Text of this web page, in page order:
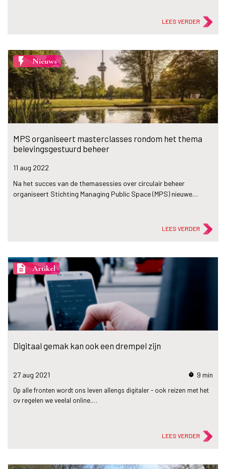
LEES VERDER
flash_on Nieuws
MPS organiseert masterclasses rondom het thema
belevingsgestuurd beheer
11 aug 2022
Na het succes van de themasessies over circulair beheer
organiseert Stichting Managing Public Space (MPS) nieuwe…
LEES VERDER
description Artikel
Digitaal gemak kan ook een drempel zijn
27 aug 2021 timer 9 min
Op alle fronten wordt ons leven allengs digitaler - ook reizen met het
ov regelen we veelal online.…
LEES VERDER